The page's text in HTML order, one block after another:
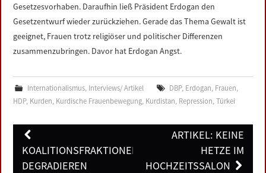
Gesetzesvorhaben. Daraufhin ließ Präsident Erdogan den
Gesetzentwurf wieder zurückziehen. Gerade das Thema Gewalt ist
geeignet, Frauen trotz religiöser und politischer Differenzen
zusammenzubringen. Davor hat Erdogan Angst.
Internationalismus, Interviews/ Artikel DBP, Erdogan, Frauen,
HDP, Kurden, Kurdische Frauenbewegung, Kurdistan, Repression,Türkei
Post
navigation
KOALITIONSFRAKTIONEN
DEGRADIEREN
ARTIKEL: KEINE
HETZE IM
HOCHZEITSSALON